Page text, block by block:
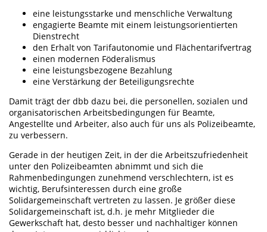
eine leistungsstarke und menschliche Verwaltung
engagierte Beamte mit einem leistungsorientierten
Dienstrecht
den Erhalt von Tarifautonomie und Flächentarifvertrag
einen modernen Föderalismus
eine leistungsbezogene Bezahlung
eine Verstärkung der Beteiligungsrechte
Damit trägt der dbb dazu bei, die personellen, sozialen und
organisatorischen Arbeitsbedingungen für Beamte,
Angestellte und Arbeiter, also auch für uns als Polizeibeamte,
zu verbessern.
Gerade in der heutigen Zeit, in der die Arbeitszufriedenheit
unter den Polizeibeamten abnimmt und sich die
Rahmenbedingungen zunehmend verschlechtern, ist es
wichtig, Berufsinteressen durch eine große
Solidargemeinschaft vertreten zu lassen. Je größer diese
Solidargemeinschaft ist, d.h. je mehr Mitglieder die
Gewerkschaft hat, desto besser und nachhaltiger können